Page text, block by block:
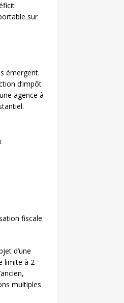
sur
émergent.
d’impôt
agence à
fiscale
d’une
limite à 2-
multiples